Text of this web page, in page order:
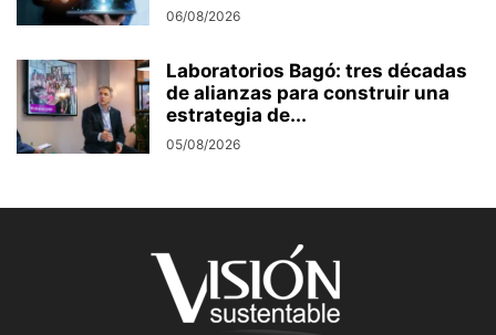
06/08/2026
Laboratorios Bagó: tres décadas
de alianzas para construir una
estrategia de...
05/08/2026